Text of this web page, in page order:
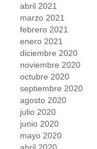
abril 2021
marzo 2021
febrero 2021
enero 2021
diciembre 2020
noviembre 2020
octubre 2020
septiembre 2020
agosto 2020
julio 2020
junio 2020
mayo 2020